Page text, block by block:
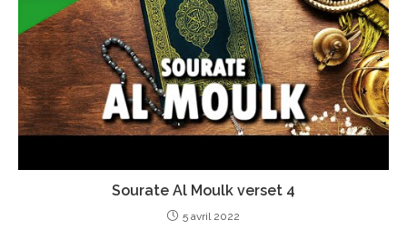
Sourate Al Moulk verset 4
5 avril 2022